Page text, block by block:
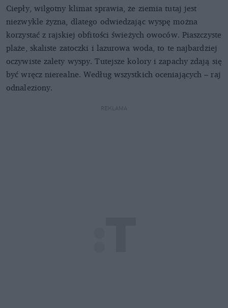
Ciepły, wilgotny klimat sprawia, że ziemia tutaj jest
niezwykle żyzna, dlatego odwiedzając wyspę można
korzystać z rajskiej obfitości świeżych owoców. Piaszczyste
plaże, skaliste zatoczki i lazurowa woda, to te najbardziej
oczywiste zalety wyspy. Tutejsze kolory i zapachy zdają się
być wręcz nierealne. Według wszystkich oceniających – raj
odnaleziony.
REKLAMA